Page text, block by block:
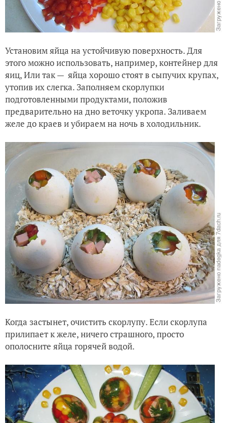
Установим яйца на устойчивую поверхность. Для
этого можно использовать, например, контейнер для
яиц, Или так — яйца хорошо стоят в сыпучих крупах,
утопив их слегка. Заполняем скорлупки
подготовленными продуктами, положив
предварительно на дно веточку укропа. Заливаем
желе до краев и убираем на ночь в холодильник.
Когда застынет, очистить скорлупу. Если скорлупа
прилипает к желе, ничего страшного, просто
ополосните яйца горячей водой.